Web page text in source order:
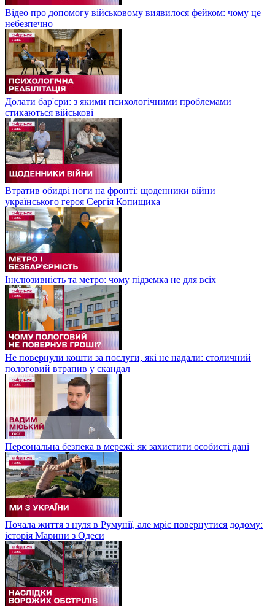
Відео про допомогу військовому виявилося фейком: чому це
небезпечно
Долати бар'єри: з якими психологічними проблемами
стикаються військові
Втратив обидві ноги на фронті: щоденники війни
українського героя Сергія Копищика
Інклюзивність та метро: чому підземка не для всіх
Не повернули кошти за послуги, які не надали: столичний
пологовий втрапив у скандал
Персональна безпека в мережі: як захистити особисті дані
Почала життя з нуля в Румунії, але мріє повернутися додому:
історія Марини з Одеси